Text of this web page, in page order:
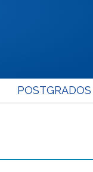
POSTGRADOS